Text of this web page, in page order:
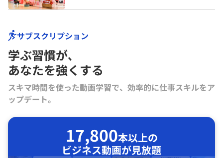
サブスクリプション
学ぶ習慣が､
あなたを強くする
スキマ時間を使った動画学習で、効率的に仕事スキルをア
ップデート。
17,800本以上の
ビジネス動画が見放題